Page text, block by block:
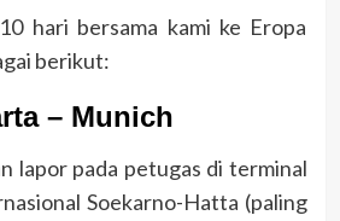
hari bersama kami ke Eropa
berikut:
– Munich
lapor pada petugas di terminal
Soekarno-Hatta (paling